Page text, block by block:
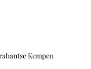
Kempen